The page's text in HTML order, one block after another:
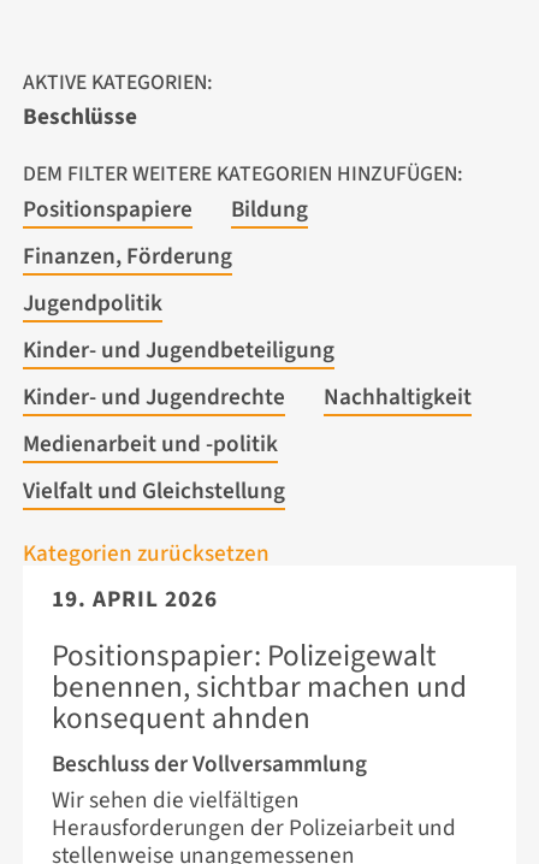
AKTIVE KATEGORIEN:
Beschlüsse
DEM FILTER WEITERE KATEGORIEN HINZUFÜGEN:
Positionspapiere
Bildung
Finanzen, Förderung
Jugendpolitik
Kinder- und Jugendbeteiligung
Kinder- und Jugendrechte
Nachhaltigkeit
Medienarbeit und -politik
Vielfalt und Gleichstellung
Kategorien zurücksetzen
19. APRIL 2026
Positionspapier: Polizeigewalt
benennen, sichtbar machen und
konsequent ahnden
Beschluss der Vollversammlung
Wir sehen die vielfältigen
Herausforderungen der Polizeiarbeit und
stellenweise unangemessenen